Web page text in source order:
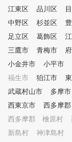
江東区
品川区
中野区
杉並区
足立区
葛飾区
三鷹市
青梅市
小金井市
小平市
福生市
狛江市
武蔵村山市
多摩市
西東京市
西多摩
西多摩郡 檜原村
新島村
神津島村